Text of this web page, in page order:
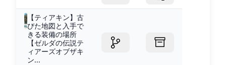
【ティアキン】古
びた地図と入手で
きる装備の場所
【ゼルダの伝説テ
ィアーズオブザキ
ン...